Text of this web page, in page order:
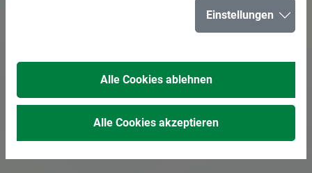
02366 303-293
Einstellungen
Alle Cookies ablehnen
Alle Cookies akzeptieren